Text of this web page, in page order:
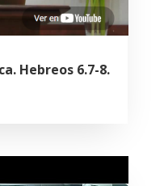
Hebreos 6.7-8.